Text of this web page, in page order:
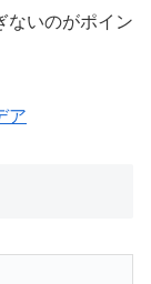
ないのがポイン
ア